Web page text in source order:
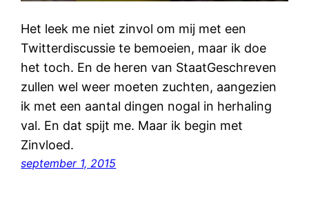
Het leek me niet zinvol om mij met een
Twitterdiscussie te bemoeien, maar ik doe
het toch. En de heren van StaatGeschreven
zullen wel weer moeten zuchten, aangezien
ik met een aantal dingen nogal in herhaling
val. En dat spijt me. Maar ik begin met
Zinvloed.
september 1, 2015